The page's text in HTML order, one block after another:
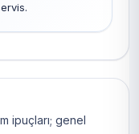
ipuçları; genel